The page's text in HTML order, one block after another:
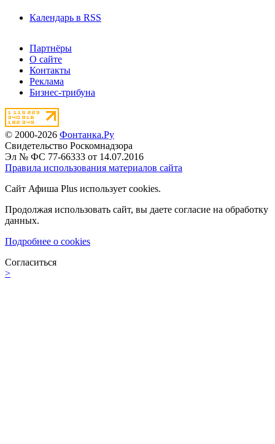
Календарь в RSS
Партнёры
О сайте
Контакты
Реклама
Бизнес-трибуна
© 2000-2026 Фонтанка.Ру
Свидетельство Роскомнадзора
Эл № ФС 77-66333 от 14.07.2016
Правила использования материалов сайта
Сайт Афиша Plus использует cookies.
Продолжая использовать сайт, вы даете согласие на обработку
данных.
Подробнее о cookies
Согласиться
>